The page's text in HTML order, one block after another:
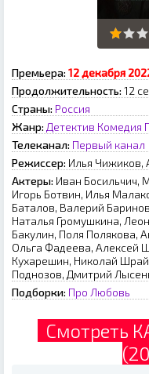
Премьера: 12 декабря
Продолжительность: 12
Страны: Россия
Жанр: Детектив Комедия
Телеканал: Первый канал
Режиссер: Илья Чижикoв,
Актеры: Иван Босильчич,
Игорь Ботвин, Илья
Баталов, Валерий
Наталья Громушкина,
Бакулин, Поля Полякова,
Ольга Фадеева, Алексей
Кухарешин, Николай
Поднозов, Дмитрий
Подборки: Про Любовь
Смотреть